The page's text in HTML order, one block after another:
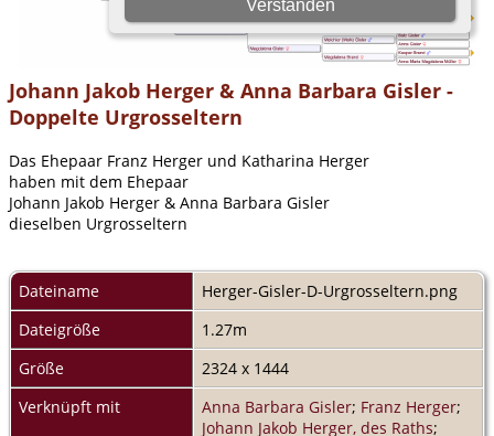
Johann Jakob Herger & Anna Barbara Gisler -
Doppelte Urgrosseltern
Das Ehepaar Franz Herger und Katharina Herger
haben mit dem Ehepaar
Johann Jakob Herger & Anna Barbara Gisler
dieselben Urgrosseltern
Dateiname
Herger-Gisler-D-Urgrosseltern.png
Dateigröße
1.27m
Größe
2324 x 1444
Verknüpft mit
Anna Barbara Gisler; Franz Herger;
Johann Jakob Herger, des Raths;